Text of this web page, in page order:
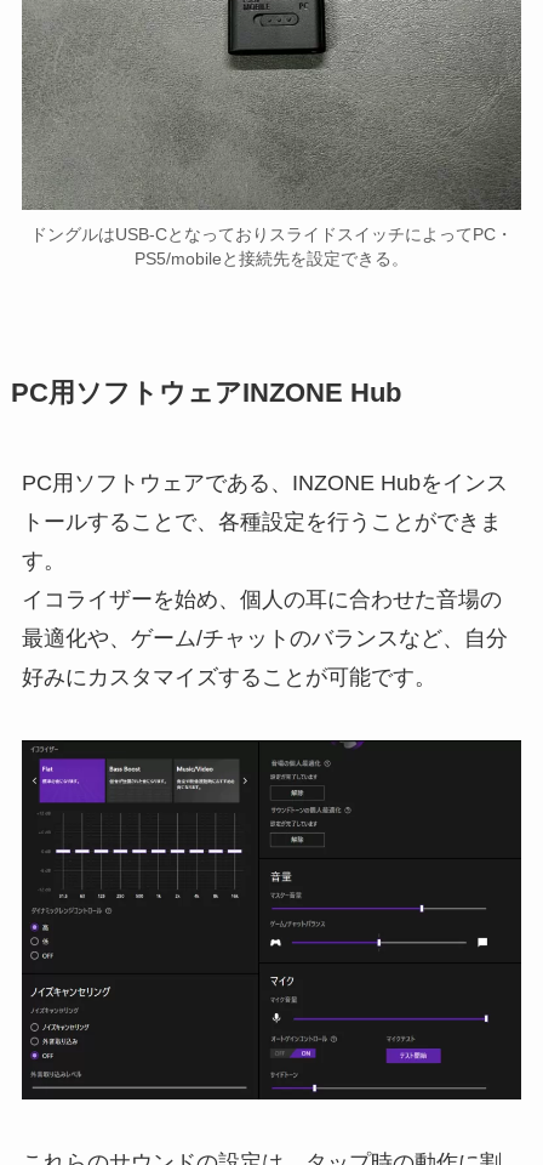
ドングルはUSB-CとなっておりスライドスイッチによってPC・
PS5/mobileと接続先を設定できる。
PC用ソフトウェアINZONE Hub
PC用ソフトウェアである、INZONE Hubをインス
トールすることで、各種設定を行うことができま
す。
イコライザーを始め、個人の耳に合わせた音場の
最適化や、ゲーム/チャットのバランスなど、自分
好みにカスタマイズすることが可能です。